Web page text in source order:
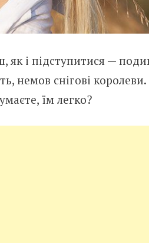
як і підступитися —
немов снігові королеви.
їм легко?